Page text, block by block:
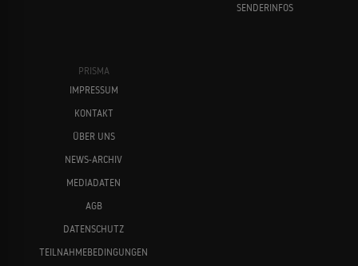
SENDERINFOS
PRISMA
IMPRESSUM
KONTAKT
ÜBER UNS
NEWS-ARCHIV
MEDIADATEN
AGB
DATENSCHUTZ
TEILNAHMEBEDINGUNGEN